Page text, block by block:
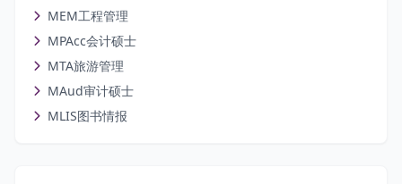
MEM工程管理
MPAcc会计硕士
MTA旅游管理
MAud审计硕士
MLIS图书情报